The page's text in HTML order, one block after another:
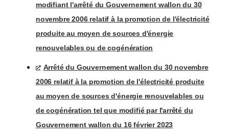
modifiant l'arrêté du Gouvernement wallon du 30
novembre 2006 relatif à la promotion de l'électricité
produite au moyen de sources d'énergie
renouvelables ou de cogénération
Arrêté du Gouvernement wallon du 30 novembre
2006 relatif à la promotion de l'électricité produite
au moyen de sources d'énergie renouvelables ou
de cogénération tel que modifié par l'arrêté du
Gouvernement wallon du 16 février 2023